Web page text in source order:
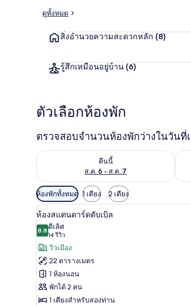
ดูทั้งหมด
สิ่งอำนวยความสะดวกหลัก (8)
รู้สึกเหมือนอยู่บ้าน (6)
ตัวเลือกห้องพัก
ตรวจสอบจำนวนห้องพักว่างในวันที่
คืนนี้
ส.ค. 6 - ส.ค. 7
ตรวจสอบจำนวนห้องพักว่างในคืนนี้ ส.ค. 6 - ส
ตรว
ตัว
กรอง
ที่
มี
ให้
สำหรับ
ห้อง
พัก
ห้องพักทั้งหมด 1 เตียง 2 เตียง
เปิด
ภาพถ่าย
ทั้งหมด
ของ
ห้อง
สแตนดาร์ด
ดับเบิล
เครื่องนอนระดับพ
8
ห้องสแตนดาร์ดดับเบิล
8.88.8 จาก 10
ดีเลิศ
14 รีวิว
(14
รีวิว)
วิวเมือง
22 ตารางเมตร
1 ห้องนอน
พักได้ 2 คน
1 เตียงสำหรับสองท่าน